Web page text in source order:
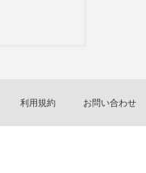
利用規約 お問い合わせ